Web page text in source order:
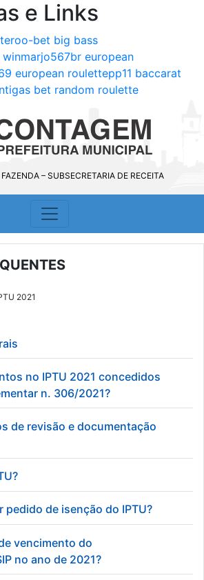
e Links
roo-bet big bass
winmarjo567br european
european roulettepp11 baccarat
bet random roulette
– SUBSECRETARIA DE RECEITA
2021
no IPTU 2021 concedidos
n. 306/2021?
de revisão e documentação
pedido de isenção do IPTU?
vencimento do
no ano de 2021?